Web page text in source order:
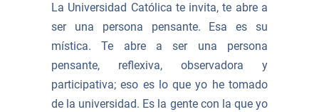
La Universidad Católica te invita, te abre a
ser una persona pensante. Esa es su
mística. Te abre a ser una persona
pensante, reflexiva, observadora y
participativa; eso es lo que yo he tomado
de la universidad. Es la gente con la que yo